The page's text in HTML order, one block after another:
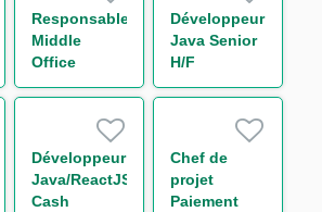
H/F
Responsable
Middle
Office
Trésorerie
Développeur
Java Senior
H/F
Développeur
Java/ReactJS
Cash
Chef de
projet
Paiement